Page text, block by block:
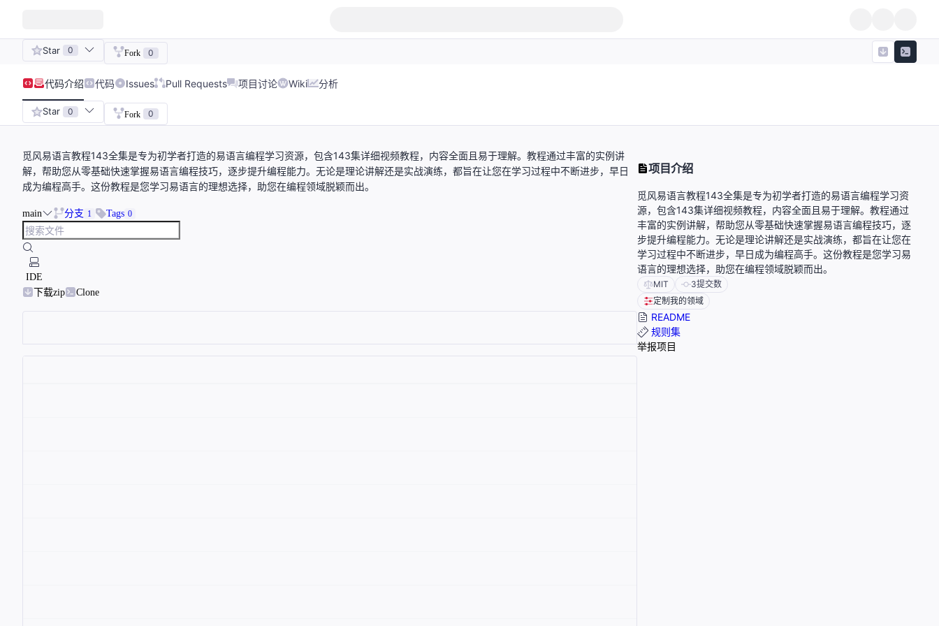
Star 0 Fork 0
代码介绍 代码 Issues Pull Requests 项目讨论 Wiki 分析
Star 0 Fork 0
觅风易语言教程143全集是专为初学者打造的易语言编程学习资源，包含143集详细视频教程，内容全面且易于理解。教程通过丰富的实例讲
解，帮助您从零基础快速掌握易语言编程技巧，逐步提升编程能力。无论是理论讲解还是实战演练，都旨在让您在学习过程中不断进步，早日
成为编程高手。这份教程是您学习易语言的理想选择，助您在编程领域脱颖而出。
main 分支 1 Tags 0
IDE
下载zip
Clone
项目介绍
觅风易语言教程143全集是专为初学者打造的易语言编程学习资
源，包含143集详细视频教程，内容全面且易于理解。教程通过
丰富的实例讲解，帮助您从零基础快速掌握易语言编程技巧，逐
步提升编程能力。无论是理论讲解还是实战演练，都旨在让您在
学习过程中不断进步，早日成为编程高手。这份教程是您学习易
语言的理想选择，助您在编程领域脱颖而出。
MIT 3提交数
定制我的领域
README
规则集
举报项目